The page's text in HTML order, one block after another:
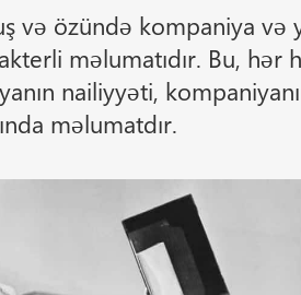
və özündə kompaniya və
məlumatıdır. Bu,
nailiyyəti,
məlumatdır.